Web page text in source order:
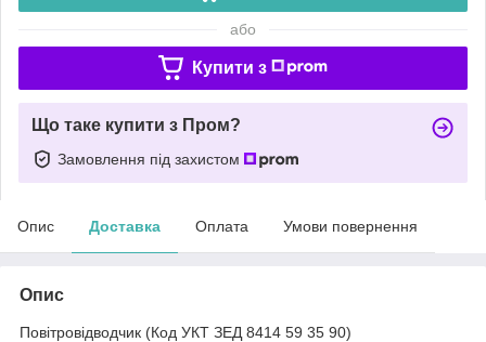
або
Купити з
Що таке купити з Пром?
Замовлення під захистом
Опис Доставка Оплата Умови повернення
Опис
Повітровідводчик (Код УКТ ЗЕД 8414 59 35 90)